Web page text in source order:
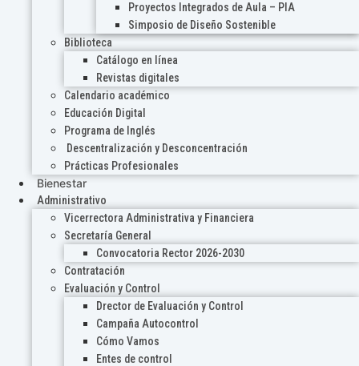
Proyectos Integrados de Aula – PIA
Simposio de Diseño Sostenible
Biblioteca
Catálogo en línea
Revistas digitales
Calendario académico
Educación Digital
Programa de Inglés
Descentralización y Desconcentración
Prácticas Profesionales
Bienestar
Administrativo
Vicerrectora Administrativa y Financiera
Secretaría General
Convocatoria Rector 2026-2030
Contratación
Evaluación y Control
Drector de Evaluación y Control
Campaña Autocontrol
Cómo Vamos
Entes de control